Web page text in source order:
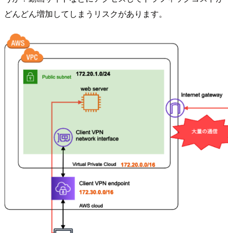
どんどん増加してしまうリスクがあります。